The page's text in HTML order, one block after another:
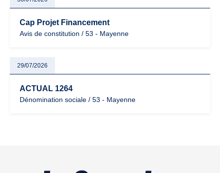
Cap Projet Financement
Avis de constitution / 53 - Mayenne
29/07/2026
ACTUAL 1264
Dénomination sociale / 53 - Mayenne